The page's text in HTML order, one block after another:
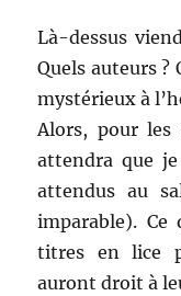
Là-dessus
Quels auteurs ?
mystérieux à
Alors, pour les
attendra que
attendus au
imparable). Ce
titres en lice
auront droit à